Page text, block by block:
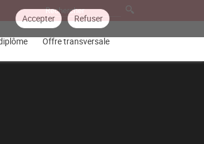
Accepter Refuser
Offre transversale